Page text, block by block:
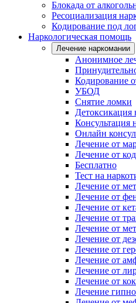
Блокада от
Ресоциализация
Кодирование под
Наркологическая помощь
Лечение наркомании
Анонимное
Кодирование
УБОД
Снятие ломки
Детоксикация
Консультация
Онлайн
Лечение от
Лечение от
Бесплатно
Тест на
Лечение от
Лечение от
Лечение от
Лечение от
Лечение от
Лечение от
Лечение от
Лечение от
Лечение от
Лечение от
Лечение